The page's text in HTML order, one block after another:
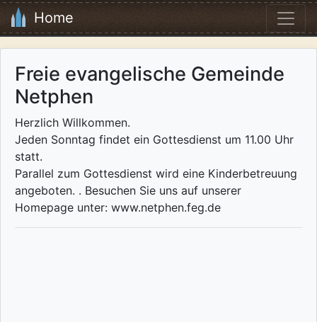
Home
Freie evangelische Gemeinde
Netphen
Herzlich Willkommen.
Jeden Sonntag findet ein Gottesdienst um 11.00 Uhr
statt.
Parallel zum Gottesdienst wird eine Kinderbetreuung
angeboten. . Besuchen Sie uns auf unserer
Homepage unter: www.netphen.feg.de